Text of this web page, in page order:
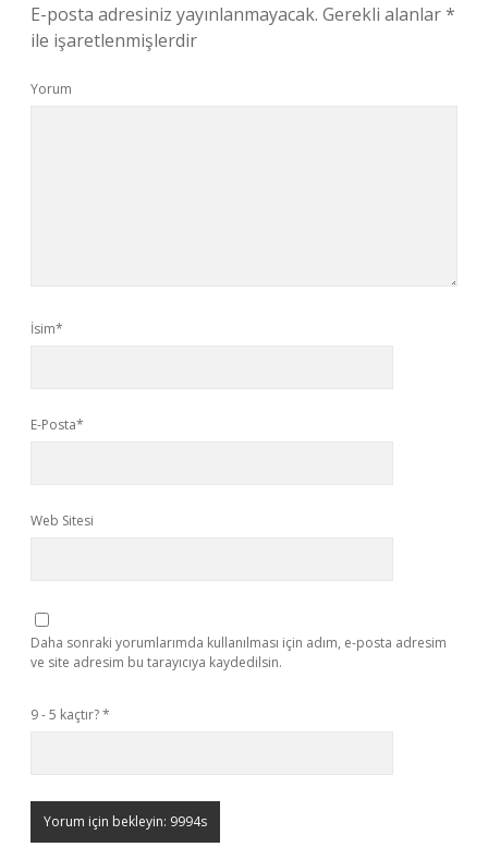
E-posta adresiniz yayınlanmayacak. Gerekli alanlar*
ile işaretlenmişlerdir
Yorum
İsim*
E-Posta*
Web Sitesi
Daha sonraki yorumlarımda kullanılması için adım, e-posta adresim
ve site adresim bu tarayıcıya kaydedilsin.
9 - 5 kaçtır?*